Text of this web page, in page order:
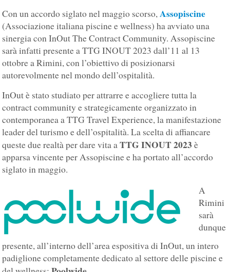
Con un accordo siglato nel maggio scorso,Assopiscine
(Associazione italiana piscine e wellness) ha avviato una
sinergia con InOut The Contract Community. Assopiscine
sarà infatti presente a TTG INOUT 2023 dall’11 al 13
ottobre a Rimini, con l’obiettivo di posizionarsi
autorevolmente nel mondo dell’ospitalità.
InOut è stato studiato per attrarre e accogliere tutta la
contract community e strategicamente organizzato in
contemporanea a TTG Travel Experience, la manifestazione
leader del turismo e dell’ospitalità. La scelta di affiancare
queste due realtà per dare vita aTTG INOUT 2023 è
apparsa vincente per Assopiscine e ha portato all’accordo
siglato in maggio.
A
Rimini
sarà
dunque
presente, all’interno dell’area espositiva di InOut, un intero
padiglione completamente dedicato al settore delle piscine e